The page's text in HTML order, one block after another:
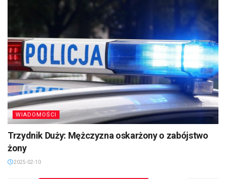
WIADOMOŚCI
Trzydnik Duży: Mężczyzna oskarżony o zabójstwo
żony
2025-02-10